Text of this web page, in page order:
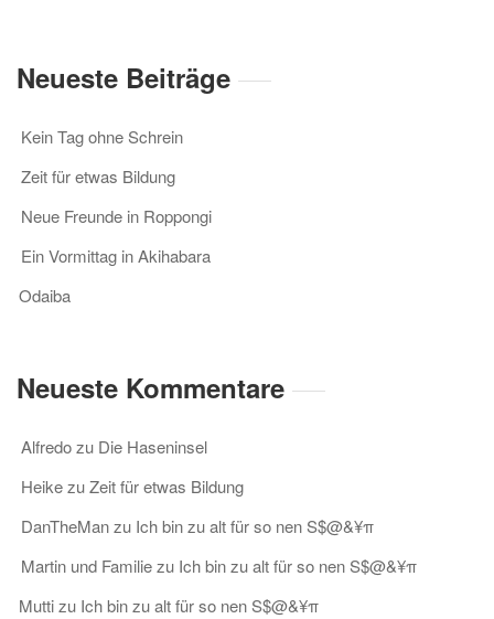
Neueste Beiträge
Kein Tag ohne Schrein
Zeit für etwas Bildung
Neue Freunde in Roppongi
Ein Vormittag in Akihabara
Odaiba
Neueste Kommentare
Alfredozu Die Haseninsel
HeikezuZeit für etwas Bildung
DanTheManzu Ich bin zu alt für so nen S$@&¥π
Martin und Familiezu Ich bin zu alt für so nen S$@&¥π
Muttizu Ich bin zu alt für so nen S$@&¥π